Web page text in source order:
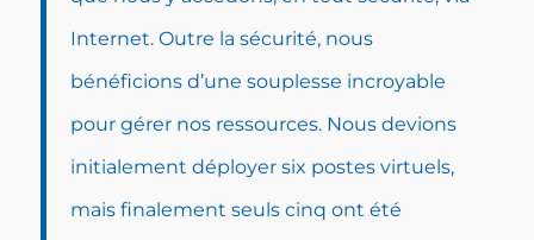
Internet. Outre la sécurité, nous
bénéficions d’une souplesse incroyable
pour gérer nos ressources. Nous devions
initialement déployer six postes virtuels,
mais finalement seuls cinq ont été